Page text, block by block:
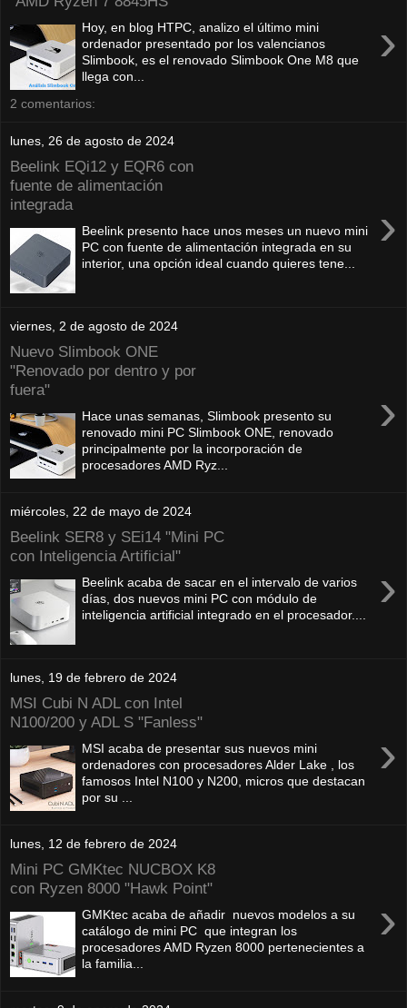
›
Hoy, en blog HTPC, analizo el último mini
ordenador presentado por los valencianos
Slimbook, es el renovado Slimbook One M8 que
llega con...
2 comentarios:
lunes, 26 de agosto de 2024
Beelink EQi12 y EQR6 con
fuente de alimentación
integrada
›
Beelink presento hace unos meses un nuevo mini
PC con fuente de alimentación integrada en su
interior, una opción ideal cuando quieres tene...
viernes, 2 de agosto de 2024
Nuevo Slimbook ONE
"Renovado por dentro y por
fuera"
›
Hace unas semanas, Slimbook presento su
renovado mini PC Slimbook ONE, renovado
principalmente por la incorporación de
procesadores AMD Ryz...
miércoles, 22 de mayo de 2024
Beelink SER8 y SEi14 "Mini PC
con Inteligencia Artificial"
›
Beelink acaba de sacar en el intervalo de varios
días, dos nuevos mini PC con módulo de
inteligencia artificial integrado en el procesador....
lunes, 19 de febrero de 2024
MSI Cubi N ADL con Intel
N100/200 y ADL S "Fanless"
›
MSI acaba de presentar sus nuevos mini
ordenadores con procesadores Alder Lake , los
famosos Intel N100 y N200, micros que destacan
por su ...
lunes, 12 de febrero de 2024
Mini PC GMKtec NUCBOX K8
con Ryzen 8000 "Hawk Point"
›
GMKtec acaba de añadir nuevos modelos a su
catálogo de mini PC que integran los
procesadores AMD Ryzen 8000 pertenecientes a
la familia...